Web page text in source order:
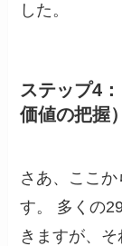
した。
ステップ4
価値の把握）
さあ、ここ
す。 多くの
きますが、